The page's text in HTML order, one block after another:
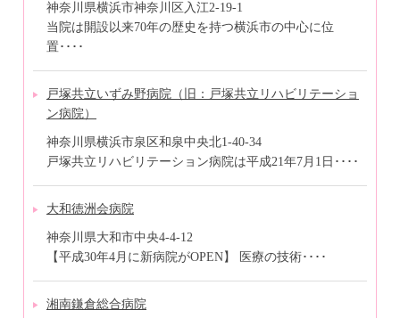
神奈川県横浜市神奈川区入江2-19-1
当院は開設以来70年の歴史を持つ横浜市の中心に位
置････
戸塚共立いずみ野病院（旧：戸塚共立リハビリテーショ
ン病院）
神奈川県横浜市泉区和泉中央北1-40-34
戸塚共立リハビリテーション病院は平成21年7月1日････
大和徳洲会病院
神奈川県大和市中央4-4-12
【平成30年4月に新病院がOPEN】 医療の技術････
湘南鎌倉総合病院